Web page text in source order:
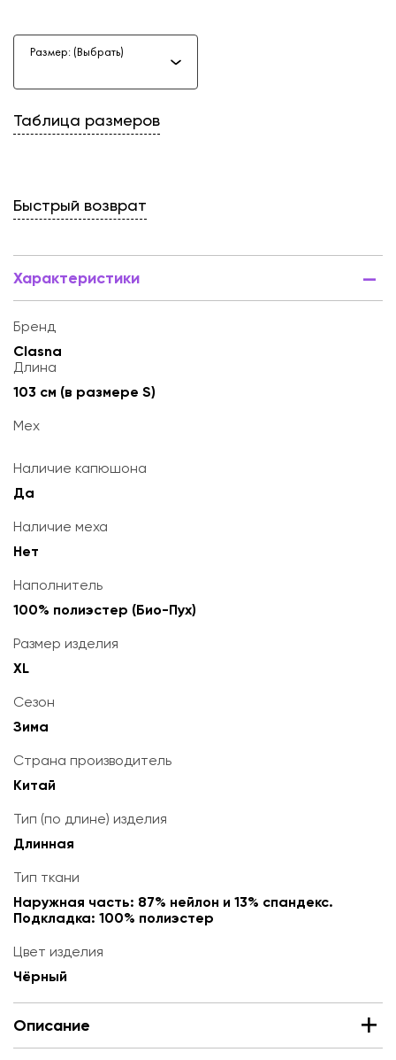
Размер: (Выбрать)
Таблица размеров
Быстрый возврат
Характеристики
Бренд
Clasna
Длина
103 см (в размере S)
Мех
Наличие капюшона
Да
Наличие меха
Нет
Наполнитель
100% полиэстер (Био-Пух)
Размер изделия
XL
Сезон
Зима
Страна производитель
Китай
Тип (по длине) изделия
Длинная
Тип ткани
Наружная часть: 87% нейлон и 13% спандекс.
Подкладка: 100% полиэстер
Цвет изделия
Чёрный
Описание